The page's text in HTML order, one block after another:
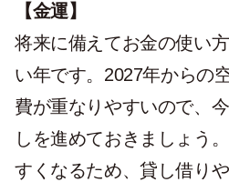
【金運】
将来に備えてお金の使い
い年です。2027年からの
費が重なりやすいので、
しを進めておきましょう
すくなるため、貸し借り